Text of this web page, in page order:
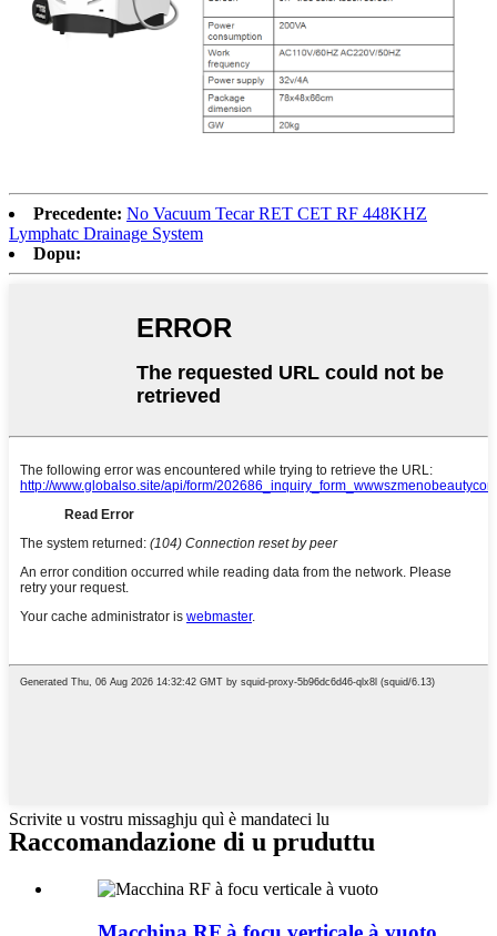
Precedente: No Vacuum Tecar RET CET RF 448KHZ
Lymphatc Drainage System
Dopu:
Scrivite u vostru missaghju quì è mandateci lu
Raccomandazione di u pruduttu